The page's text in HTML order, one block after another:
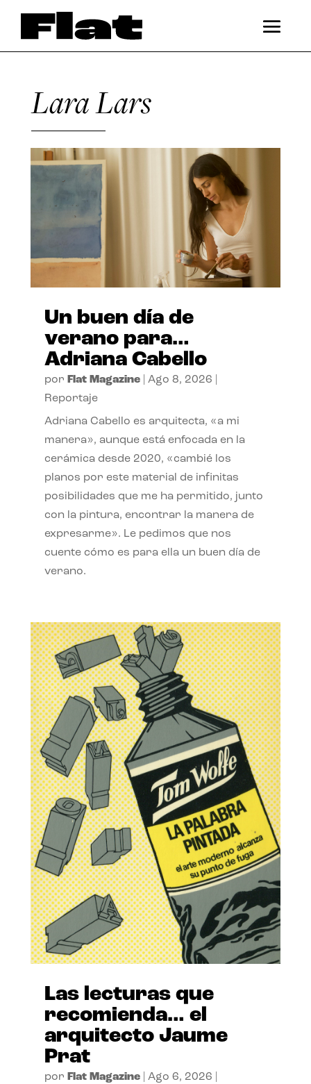
Lara Lars
Un buen día de
verano para…
Adriana Cabello
por Flat Magazine| Ago 8, 2026
Reportaje
Adriana Cabello es arquitecta, «a mi
manera», aunque está enfocada en la
cerámica desde 2020, «cambié los
planos por este material de infinitas
posibilidades que me ha permitido, junto
con la pintura, encontrar la manera de
expresarme». Le pedimos que nos
cuente cómo es para ella un buen día de
verano.
Las lecturas que
recomienda… el
arquitecto Jaume
Prat
por Flat Magazine| Ago 6, 2026